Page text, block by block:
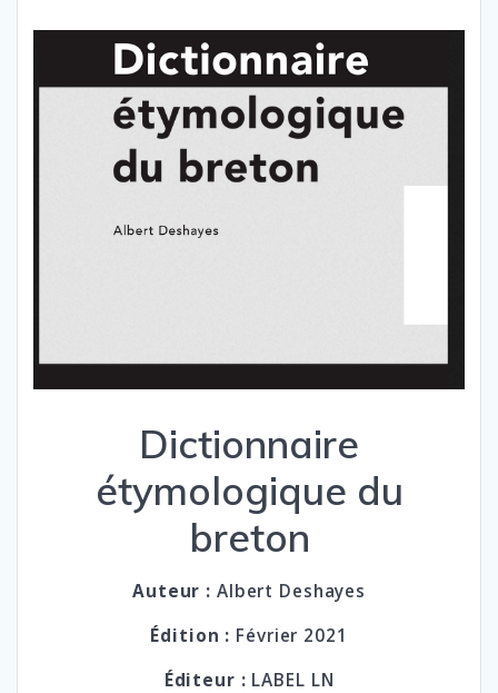
Dictionnaire
étymologique du
breton
Auteur : Albert Deshayes
Édition : Février 2021
Éditeur : LABEL LN